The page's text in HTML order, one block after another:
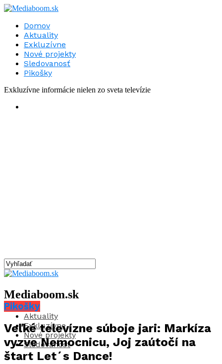
Domov
Aktuality
Exkluzívne
Nové projekty
Sledovanosť
Pikošky
Exkluzívne informácie nielen zo sveta televízie
Mediaboom.sk
Aktuality
Exkluzívne
Nové projekty
Sledovanosť
Pikošky
Veľké televízne súboje jari: Markíza
vyzve Nemocnicu, Joj zaútočí na
štart Let´s Dance!